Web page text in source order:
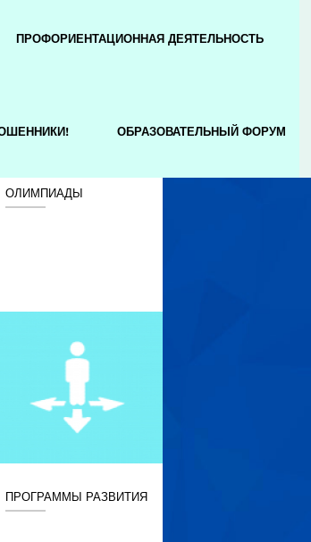
ПРОФОРИЕНТАЦИОННАЯ ДЕЯТЕЛЬНОСТЬ
ОБРАЗОВАТЕЛЬНЫЙ ФОРУМ
ОЛИМПИАДЫ
ПРОГРАММЫ РАЗВИТИЯ